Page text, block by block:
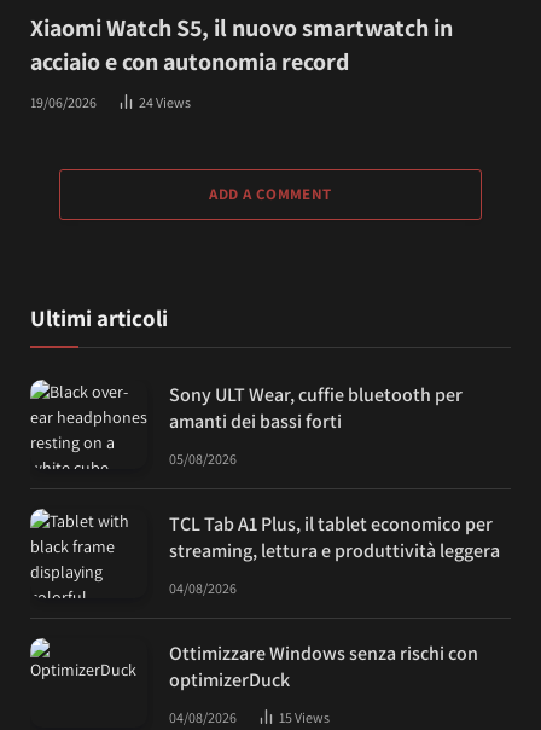
Xiaomi Watch S5, il nuovo smartwatch in
acciaio e con autonomia record
19/06/2026 24Views
ADD A COMMENT
Ultimi articoli
Sony ULT Wear, cuffie bluetooth per
amanti dei bassi forti
05/08/2026
TCL Tab A1 Plus, il tablet economico per
streaming, lettura e produttività leggera
04/08/2026
Ottimizzare Windows senza rischi con
optimizerDuck
04/08/2026 15Views